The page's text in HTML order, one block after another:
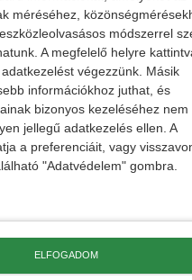
méréséhez,
módszerrel
A megfelelő helyre
végezzünk. Másik
információkhoz juthat, és
bizonyos kezeléséhez nem
jellegű adatkezelés ellen. A
a preferenciáit, vagy
"Adatvédelem" gombra.
ELFOGADOM